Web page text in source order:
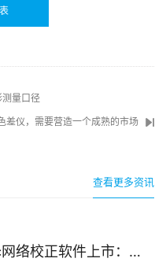
量口径
差仪，需要营造一个成熟的市场
查看更多资讯
三恩时NetMetric网络校正软件上市：告别返厂，15分钟让测色仪“恢复出厂精度”